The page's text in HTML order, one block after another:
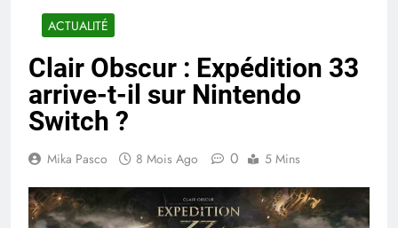
ACTUALITÉ
Clair Obscur : Expédition 33
arrive-t-il sur Nintendo
Switch ?
Mika Pasco 8 Mois Ago 0 5 Mins